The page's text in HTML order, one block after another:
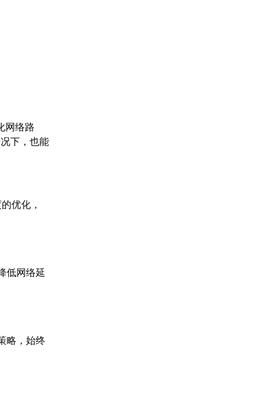
网络路
下，也能
优化，
低网络延
略，始终